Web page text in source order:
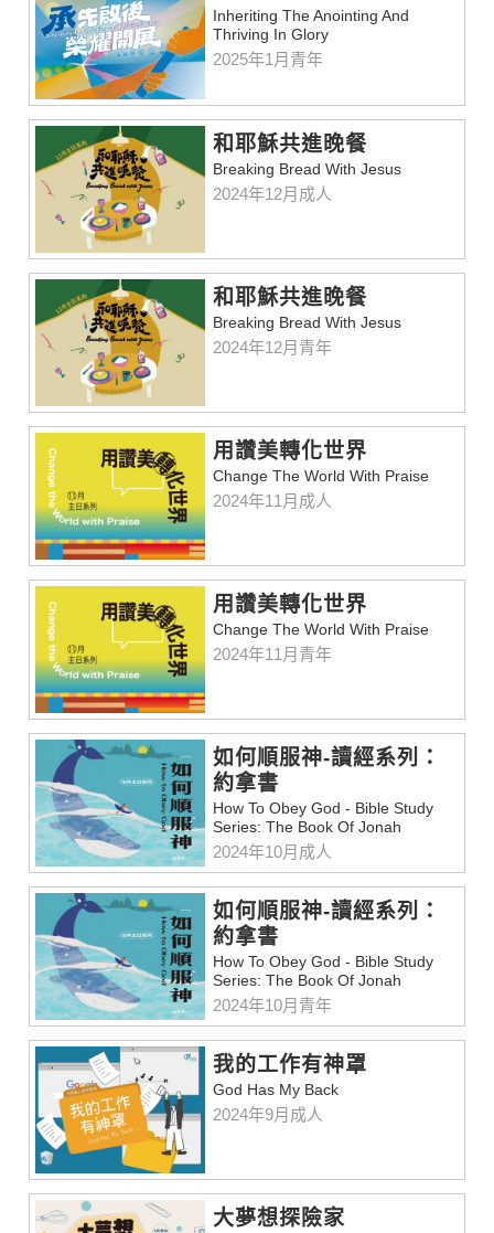
Inheriting The Anointing And
Thriving In Glory
2025年1月青年
和耶穌共進晚餐
Breaking Bread With Jesus
2024年12月成人
和耶穌共進晚餐
Breaking Bread With Jesus
2024年12月青年
用讚美轉化世界
Change The World With Praise
2024年11月成人
用讚美轉化世界
Change The World With Praise
2024年11月青年
如何順服神-讀經系列：
約拿書
How To Obey God - Bible Study
Series: The Book Of Jonah
2024年10月成人
如何順服神-讀經系列：
約拿書
How To Obey God - Bible Study
Series: The Book Of Jonah
2024年10月青年
我的工作有神罩
God Has My Back
2024年9月成人
大夢想探險家